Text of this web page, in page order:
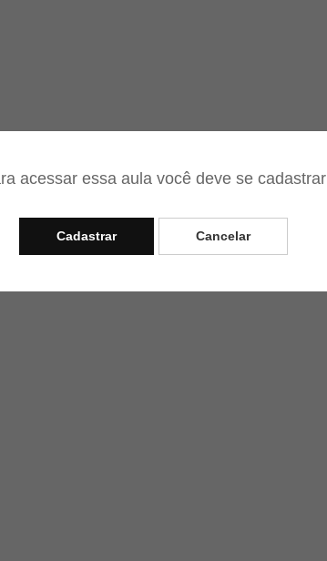
acessar essa aula você deve se cadastrar
Cadastrar Cancelar